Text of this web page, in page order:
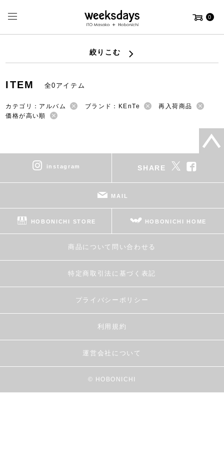
0
絞りこむ
ITEM 全0アイテム
カテゴリ：アルバム ブランド：KEnTe
再入荷商品
価格が高い順
instagram SHARE
MAIL
HOBONICHI STORE HOBONICHI HOME
商品について問い合わせる
特定商取引法に基づく表記
プライバシーポリシー
利用規約
運営会社について
© HOBONICHI